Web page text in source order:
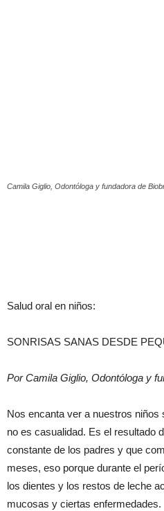
Camila Giglio, Odontóloga y fundadora de
Salud oral en niños:
SONRISAS SANAS DESDE
Por Camila Giglio, Odontóloga y
Nos encanta ver a nuestros
no es casualidad. Es el resultado
constante de los padres y que
meses, eso porque durante el
los dientes y los restos de leche
mucosas y ciertas enfermedades.